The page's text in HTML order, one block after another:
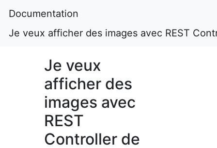
Documentation
Je veux afficher des images avec REST
Je veux
afficher des
images avec
REST
Controller de